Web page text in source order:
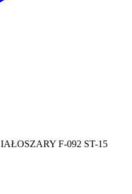
F-092 ST-15